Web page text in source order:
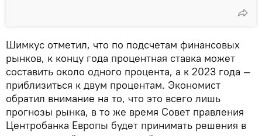
Шимкус отметил, что по подсчетам финансовых
рынков, к концу года процентная ставка может
составить около одного процента, а к 2023 года —
приблизиться к двум процентам. Экономист
обратил внимание на то, что это всего лишь
прогнозы рынка, в то же время Совет правления
Центробанка Европы будет принимать решения в